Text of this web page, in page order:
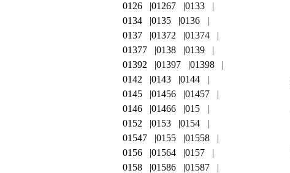
0126
01267
0133
0134
0135
0136
0137
01372
01374
01377
0138
0139
01392
01397
01398
0142
0143
0144
0145
01456
01457
0146
01466
015
0152
0153
0154
01547
0155
01558
0156
01564
0157
0158
01586
01587